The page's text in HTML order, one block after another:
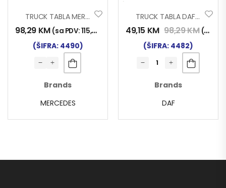
TRUCK TABLA MERCEDES ACTROS MP2 MP3 03>13
98,29 KM (sa PDV:115,00
(ŠIFRA: 4490)
Brands
MERCEDES
TRUCK TABLA DAF XF95 01>07
49,15 KM 98,29KM (sa PDV:
(ŠIFRA: 4482)
Brands
DAF